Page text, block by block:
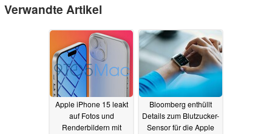
Verwandte Artikel
Apple iPhone 15 leakt
auf Fotos und
Renderbildern mit
Bloomberg enthüllt
Details zum Blutzucker-
Sensor für die Apple